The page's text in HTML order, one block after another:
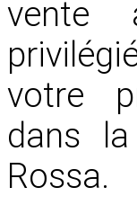
vente
votre
dans
Rossa.